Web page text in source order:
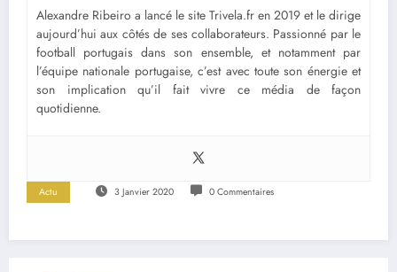
Alexandre Ribeiro a lancé le site Trivela.fr en 2019 et le dirige
aujourd’hui aux côtés de ses collaborateurs. Passionné par le
football portugais dans son ensemble, et notamment par
l’équipe nationale portugaise, c’est avec toute son énergie et
son implication qu’il fait vivre ce média de façon
quotidienne.
Actu 3 Janvier 2020 0 Commentaires